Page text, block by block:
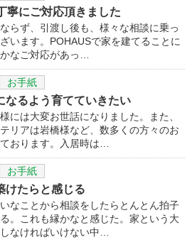
寧にご対応頂きました
らず、引渡し後も、様々な相談に乗っ
います。POHAUSで家を建てることに
なご対応があっ…
お手紙
なるよう育てていきたい
には大変お世話になりました。また、
リアは岩橋様など、数多くの方々のお
おります。入居時は…
お手紙
けたらと感じる
なことから相談をしたらとんとん拍子
。これも縁かなと感じた。家という大
なければいけない中…